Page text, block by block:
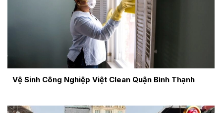
Vệ Sinh Công Nghiệp Việt Clean Quận Bình Thạnh